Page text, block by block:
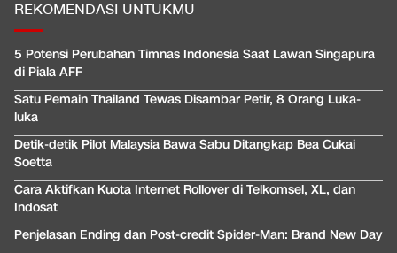
REKOMENDASI UNTUKMU
5 Potensi Perubahan Timnas Indonesia Saat Lawan Singapura
di Piala AFF
Satu Pemain Thailand Tewas Disambar Petir, 8 Orang Luka-
luka
Detik-detik Pilot Malaysia Bawa Sabu Ditangkap Bea Cukai
Soetta
Cara Aktifkan Kuota Internet Rollover di Telkomsel, XL, dan
Indosat
Penjelasan Ending dan Post-credit Spider-Man: Brand New Day